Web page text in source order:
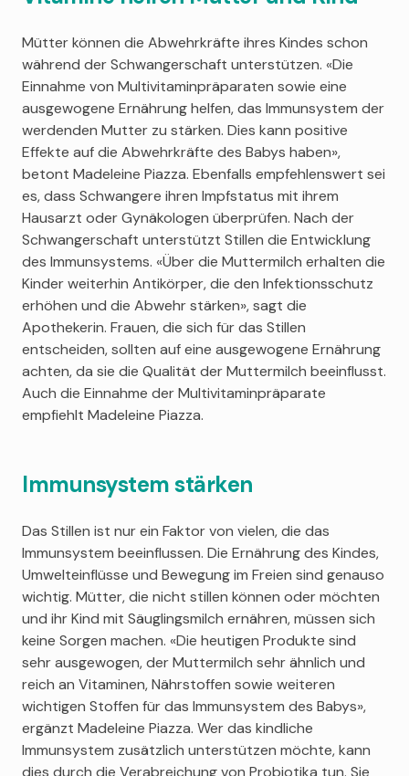
Mütter können die Abwehrkräfte ihres Kindes schon
während der Schwangerschaft unterstützen. «Die
Einnahme von Multivitaminpräparaten sowie eine
ausgewogene Ernährung helfen, das Immunsystem der
werdenden Mutter zu stärken. Dies kann positive
Effekte auf die Abwehrkräfte des Babys haben»,
betont Madeleine Piazza. Ebenfalls empfehlenswert sei
es, dass Schwangere ihren Impfstatus mit ihrem
Hausarzt oder Gynäkologen überprüfen. Nach der
Schwangerschaft unterstützt Stillen die Entwicklung
des Immunsystems. «Über die Muttermilch erhalten die
Kinder weiterhin Antikörper, die den Infektionsschutz
erhöhen und die Abwehr stärken», sagt die
Apothekerin. Frauen, die sich für das Stillen
entscheiden, sollten auf eine ausgewogene Ernährung
achten, da sie die Qualität der Muttermilch beeinflusst.
Auch die Einnahme der Multivitaminpräparate
empfiehlt Madeleine Piazza.
Immunsystem stärken
Das Stillen ist nur ein Faktor von vielen, die das
Immunsystem beeinflussen. Die Ernährung des Kindes,
Umwelteinflüsse und Bewegung im Freien sind genauso
wichtig. Mütter, die nicht stillen können oder möchten
und ihr Kind mit Säuglingsmilch ernähren, müssen sich
keine Sorgen machen. «Die heutigen Produkte sind
sehr ausgewogen, der Muttermilch sehr ähnlich und
reich an Vitaminen, Nährstoffen sowie weiteren
wichtigen Stoffen für das Immunsystem des Babys»,
ergänzt Madeleine Piazza. Wer das kindliche
Immunsystem zusätzlich unterstützen möchte, kann
dies durch die Verabreichung von Probiotika tun. Sie